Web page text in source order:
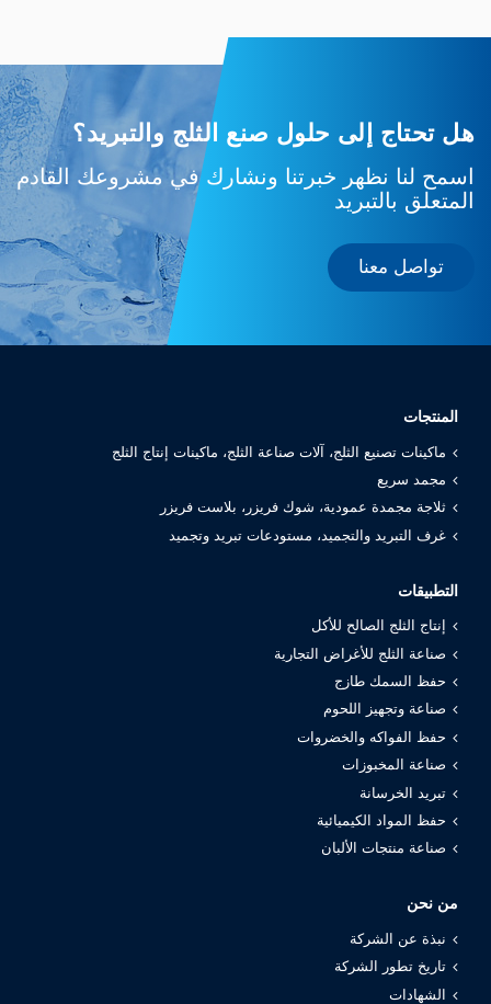
هل تحتاج إلى حلول صنع الثلج والتبريد؟
اسمح لنا نظهر خبرتنا ونشارك في مشروعك القادم
المتعلق بالتبريد
تواصل معنا
المنتجات
ماكينات تصنيع الثلج، آلات صناعة الثلج، ماكينات إنتاج الثلج
مجمد سريع
ثلاجة مجمدة عمودية، شوك فريزر، بلاست فريزر
غرف التبريد والتجميد، مستودعات تبريد وتجميد
التطبيقات
إنتاج الثلج الصالح للأكل
صناعة الثلج للأغراض التجارية
حفظ السمك طازج
صناعة وتجهيز اللحوم
حفظ الفواكه والخضروات
صناعة المخبوزات
تبريد الخرسانة
حفظ المواد الكيميائية
صناعة منتجات الألبان
من نحن
نبذة عن الشركة
تاريخ تطور الشركة
الشهادات